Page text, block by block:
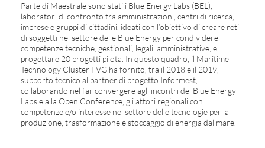
Parte di Maestrale sono stati i Blue Energy Labs (BEL),
laboratori di confronto tra amministrazioni, centri di ricerca,
imprese e gruppi di cittadini, ideati con l’obiettivo di creare reti
di soggetti nel settore delle Blue Energy per condividere
competenze tecniche, gestionali, legali, amministrative, e
progettare 20 progetti pilota. In questo quadro, il Maritime
Technology Cluster FVG ha fornito, tra il 2018 e il 2019,
supporto tecnico al partner di progetto Informest,
collaborando nel far convergere agli incontri dei Blue Energy
Labs e alla Open Conference, gli attori regionali con
competenze e/o interesse nel settore delle tecnologie per la
produzione, trasformazione e stoccaggio di energia dal mare.